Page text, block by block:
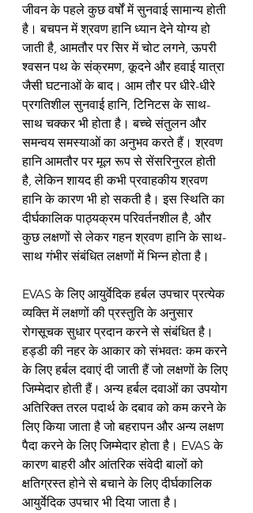
जीवन के पहले कुछ वर्षों में सुनवाई सामान्य होती
है। बचपन में श्रवण हानि ध्यान देने योग्य हो
जाती है, आमतौर पर सिर में चोट लगने, ऊपरी
श्वसन पथ के संक्रमण, कूदने और हवाई यात्रा
जैसी घटनाओं के बाद। आम तौर पर धीरे-धीरे
प्रगतिशील सुनवाई हानि, टिनिटस के साथ-
साथ चक्कर भी होता है। बच्चे संतुलन और
समन्वय समस्याओं का अनुभव करते हैं। श्रवण
हानि आमतौर पर मूल रूप से सेंसरिनुरल होती
है, लेकिन शायद ही कभी प्रवाहकीय श्रवण
हानि के कारण भी हो सकती है। इस स्थिति का
दीर्घकालिक पाठ्यक्रम परिवर्तनशील है, और
कुछ लक्षणों से लेकर गहन श्रवण हानि के साथ-
साथ गंभीर संबंधित लक्षणों में भिन्न होता है।
EVAS के लिए आयुर्वेदिक हर्बल उपचार प्रत्येक
व्यक्ति में लक्षणों की प्रस्तुति के अनुसार
रोगसूचक सुधार प्रदान करने से संबंधित है।
हड्डी की नहर के आकार को संभवतः कम करने
के लिए हर्बल दवाएं दी जाती हैं जो लक्षणों के लिए
जिम्मेदार होती हैं। अन्य हर्बल दवाओं का उपयोग
अतिरिक्त तरल पदार्थ के दबाव को कम करने के
लिए किया जाता है जो बहरापन और अन्य लक्षण
पैदा करने के लिए जिम्मेदार होता है। EVAS के
कारण बाहरी और आंतरिक संवेदी बालों को
क्षतिग्रस्त होने से बचाने के लिए दीर्घकालिक
आयुर्वेदिक उपचार भी दिया जाता है।